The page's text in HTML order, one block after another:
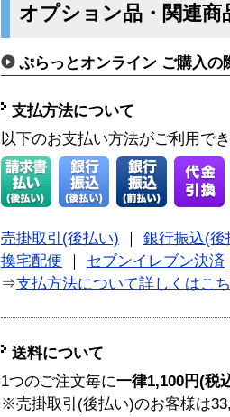
オプション品・関連商
ぷらっとオンライン ご購入の
支払方法について
以下のお支払い方法がご利用で
売掛取引(後払い)
銀行振込(後
換宅配便
セブンイレブン決済
⇒支払方法について詳しくはこ
送料について
1つのご注文毎に一律1,100円(税
※売掛取引(後払い)のお客様は